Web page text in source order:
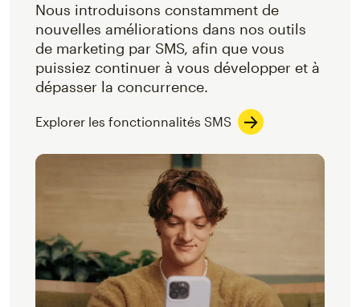
Nous introduisons constamment de
nouvelles améliorations dans nos outils
de marketing par SMS, afin que vous
puissiez continuer à vous développer et à
dépasser la concurrence.
Explorer les fonctionnalités SMS